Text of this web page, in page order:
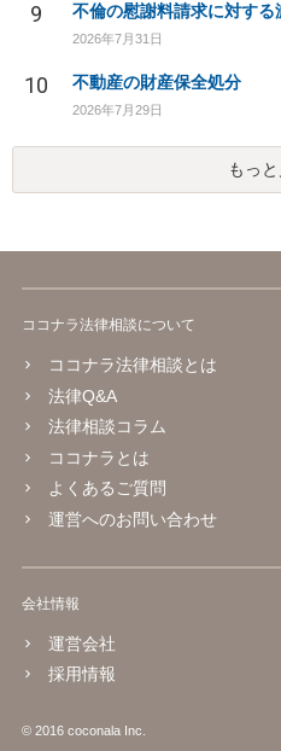
9 不倫の慰謝料請求に対す
2026年7月31日
10 不動産の財産保全処分
2026年7月29日
もっ
ココナラ法律相談について
ココナラ法律相談とは
法律Q&A
法律相談コラム
ココナラとは
よくあるご質問
運営へのお問い合わせ
会社情報
運営会社
採用情報
© 2016 coconala Inc.